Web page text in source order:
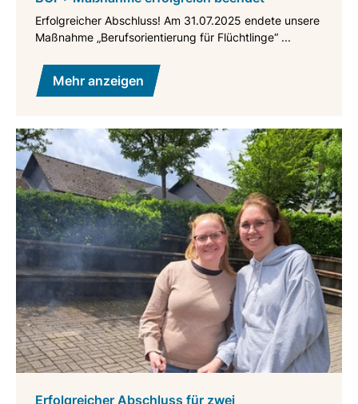
Erfolgreicher Abschluss! Am 31.07.2025 endete unsere
Maßnahme „Berufsorientierung für Flüchtlinge“ ...
Mehr anzeigen
Erfolgreicher Abschluss für zwei